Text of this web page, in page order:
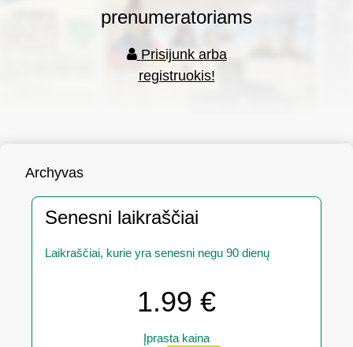
prenumeratoriams
Prisijunk arba
registruokis!
Archyvas
Senesni laikraščiai
Laikraščiai, kurie yra senesni negu 90 dienų
1.99 €
Įprasta kaina